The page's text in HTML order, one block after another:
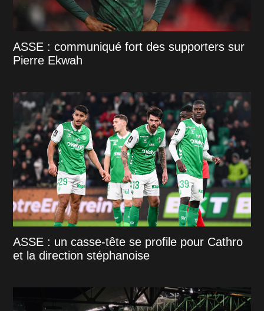
ASSE : communiqué fort des supporters sur
Pierre Ekwah
ASSE : un casse-tête se profile pour Cathro
et la direction stéphanoise